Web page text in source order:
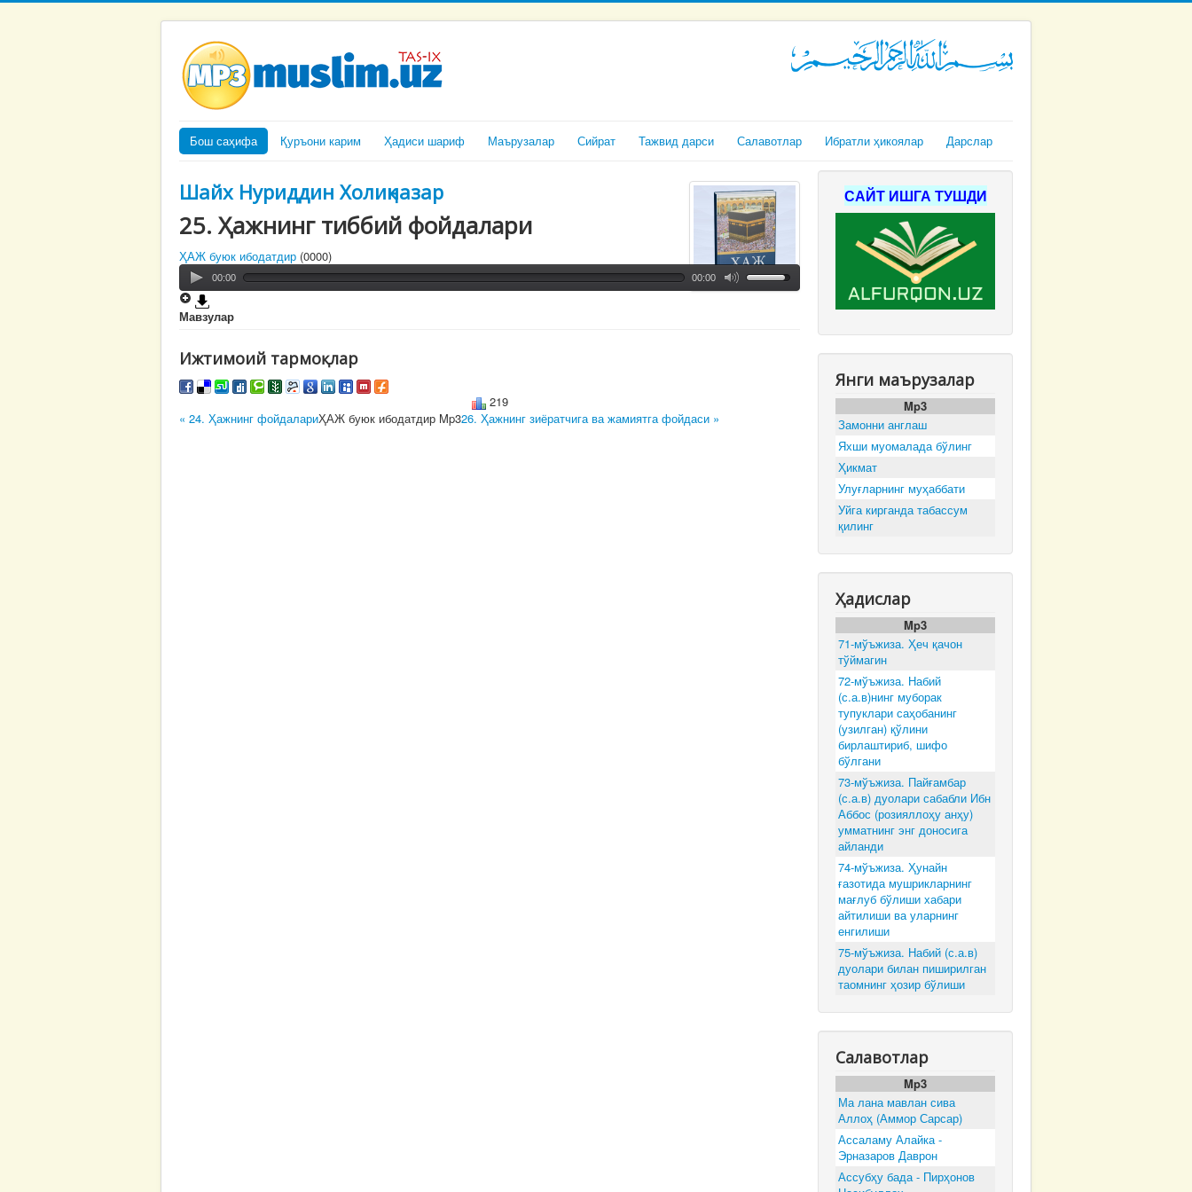
Бош саҳифа Қуръони карим Ҳадиси шариф Маърузалар Сийрат Тажвид дарси Салавотлар Ибратли ҳикоялар Дарслар
Шайх Нуриддин Холиқназар
25. Ҳажнинг тиббий фойдалари
ҲАЖ буюк ибодатдир (0000)
00:00 00:00
Мавзулар
Ижтимоий тармоқлар
219
« 24. Ҳажнинг фойдалариҲАЖ буюк ибодатдир Mp326. Ҳажнинг зиёратчига ва жамиятга фойдаси »
САЙТ ИШГА ТУШДИ
Янги маърузалар
Mp3
Замонни англаш
Яхши муомалада бўлинг
Ҳикмат
Улуғларнинг муҳаббати
Уйга кирганда табассум
қилинг
Ҳадислар
Mp3
71-мўъжиза. Ҳеч қачон
тўймагин
72-мўъжиза. Набий
(с.а.в)нинг муборак
тупуклари саҳобанинг
(узилган) қўлини
бирлаштириб, шифо
бўлгани
73-мўъжиза. Пайғамбар
(с.а.в) дуолари сабабли Ибн
Аббос (розияллоҳу анҳу)
умматнинг энг доносига
айланди
74-мўъжиза. Ҳунайн
ғазотида мушрикларнинг
мағлуб бўлиши хабари
айтилиши ва уларнинг
енгилиши
75-мўъжиза. Набий (с.а.в)
дуолари билан пиширилган
таомнинг ҳозир бўлиши
Салавотлар
Mp3
Ма лана мавлан сива
Аллоҳ (Аммор Сарсар)
Ассаламу Алайка -
Эрназаров Даврон
Ассубҳу бада - Пирҳонов